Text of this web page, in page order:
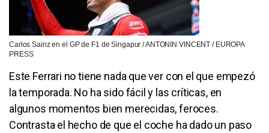
Carlos Sainz en el GP de F1 de Singapur / ANTONIN VINCENT / EUROPA
PRESS
Este Ferrari no tiene nada que ver con el que empezó
la temporada. No ha sido fácil y las críticas, en
algunos momentos bien merecidas, feroces.
Contrasta el hecho de que el coche ha dado un paso